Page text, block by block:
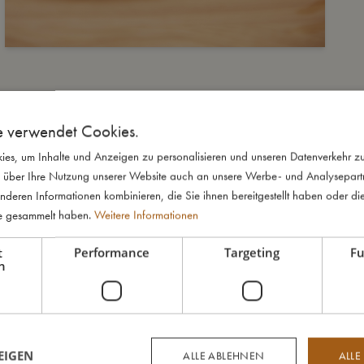
verwendet Cookies.
um Inhalte und Anzeigen zu personalisieren und unseren Datenverkehr
Ihre Nutzung unserer Website auch an unsere Werbe- und
Informationen kombinieren, die Sie ihnen bereitgestellt haben oder
gesammelt haben. Weitere Informationen
Performance Targeting
ALLE ABLEHNEN